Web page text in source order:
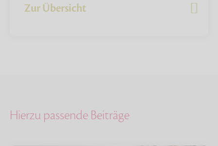
Zur Übersicht
Hierzu passende Beiträge